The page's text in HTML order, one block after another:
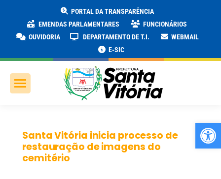
PORTAL DA TRANSPARÊNCIA
EMENDAS PARLAMENTARES
FUNCIONÁRIOS
OUVIDORIA
DEPARTAMENTO DE T.I.
WEBMAIL
E-SIC
Santa Vitória inicia processo de
restauração de imagens do
cemitério